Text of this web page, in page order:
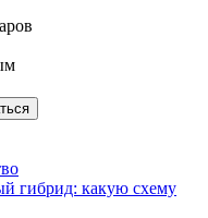
гибрид: какую схему